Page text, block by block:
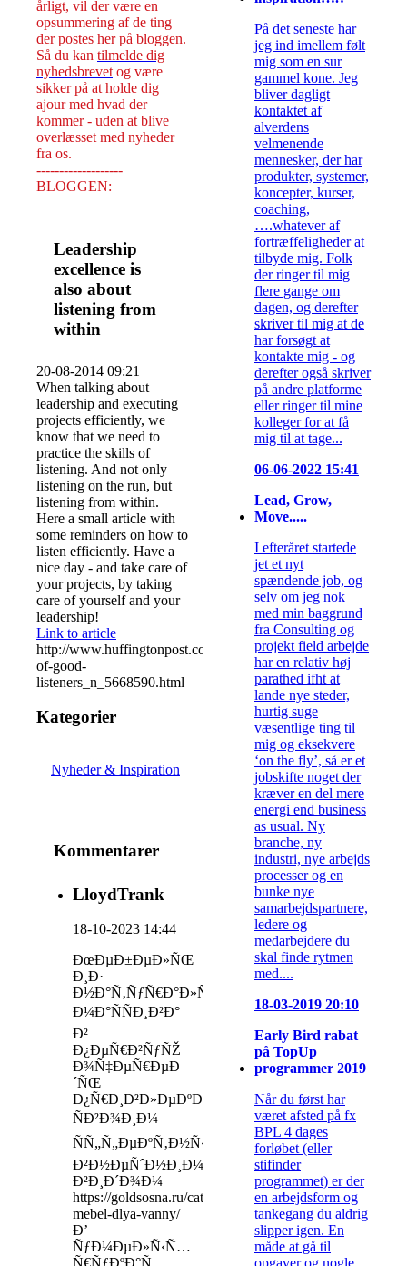
årligt, vil der være en
opsummering af de ting
der postes her på bloggen.
Så du kan tilmelde dig
nyhedsbrevet og være
sikker på at holde dig
ajour med hvad der
kommer - uden at blive
overlæsset med nyheder
fra os.
-------------------
BLOGGEN:
Leadership
excellence is
also about
listening from
within
20-08-2014 09:21
When talking about
leadership and executing
projects efficiently, we
know that we need to
practice the skills of
listening. And not only
listening on the run, but
listening from within.
Here a small article with
some reminders on how to
listen efficiently. Have a
nice day - and take care of
your projects, by taking
care of yourself and your
leadership!
Link to article
http://www.huffingtonpost.com/2014/08/14/habits-
of-good-
listeners_n_5668590.html
Kategorier
Nyheder & Inspiration
Kommentarer
LloydTrank
18-10-2023 14:44
ÐœÐµÐ±ÐµÐ»ÑŒ
Ð¸Ð·
Ð½Ð°Ñ‚ÑƒÑ€Ð°Ð»ÑŒÐ½Ð¾Ð³Ð¾
Ð¼Ð°ÑÑÐ¸Ð²Ð°
Ð²
Ð¿ÐµÑ€Ð²ÑƒÑŽ
Ð¾Ñ‡ÐµÑ€ÐµÐ
´ÑŒ
Ð¿Ñ€Ð¸Ð²Ð»ÐµÐºÐ°ÐµÑ‚
ÑÐ²Ð¾Ð¸Ð¼
ÑÑ„Ñ„ÐµÐºÑ‚Ð½Ñ‹Ð¼
Ð²Ð½ÐµÑˆÐ½Ð¸Ð¼
Ð²Ð¸Ð´Ð¾Ð¼
https://goldsosna.ru/category/kollektsii/paula-
mebel-dlya-vanny/
Ð’
ÑƒÐ¼ÐµÐ»Ñ‹Ñ…
På det seneste har
jeg ind imellem følt
mig som en sur
gammel kone. Jeg
bliver dagligt
kontaktet af
alverdens
velmenende
mennesker, der har
produkter, systemer,
koncepter, kurser,
coaching,
….whatever af
fortræffeligheder at
tilbyde mig. Folk
der ringer til mig
flere gange om
dagen, og derefter
skriver til mig at de
har forsøgt at
kontakte mig - og
derefter også skriver
på andre platforme
eller ringer til mine
kolleger for at få
mig til at tage...
06-06-2022 15:41
Lead, Grow,
Move.....
I efteråret startede
jet et nyt
spændende job, og
selv om jeg nok
med min baggrund
fra Consulting og
projekt field arbejde
har en relativ høj
parathed ifht at
lande nye steder,
hurtig suge
væsentlige ting til
mig og eksekvere
‘on the fly’, så er et
jobskifte noget der
kræver en del mere
energi end business
as usual. Ny
branche, ny
industri, nye arbejds
processer og en
bunke nye
samarbejdspartnere,
ledere og
medarbejdere du
skal finde rytmen
med....
18-03-2019 20:10
Early Bird rabat
på TopUp
programmer 2019
Når du først har
været afsted på fx
BPL 4 dages
forløbet (eller
stifinder
programmet) er der
en arbejdsform og
tankegang du aldrig
slipper igen. En
måde at gå til